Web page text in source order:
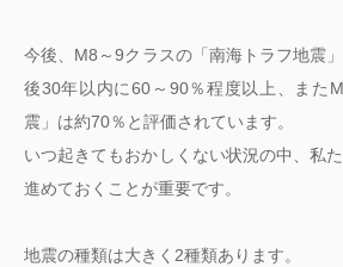
今後、M8～9クラスの「南海トラフ地震
後30年以内に60～90％程度以上、また
震」は約70％と評価されています。
いつ起きてもおかしくない状況の中、私
進めておくことが重要です。
地震の種類は大きく2種類あります。